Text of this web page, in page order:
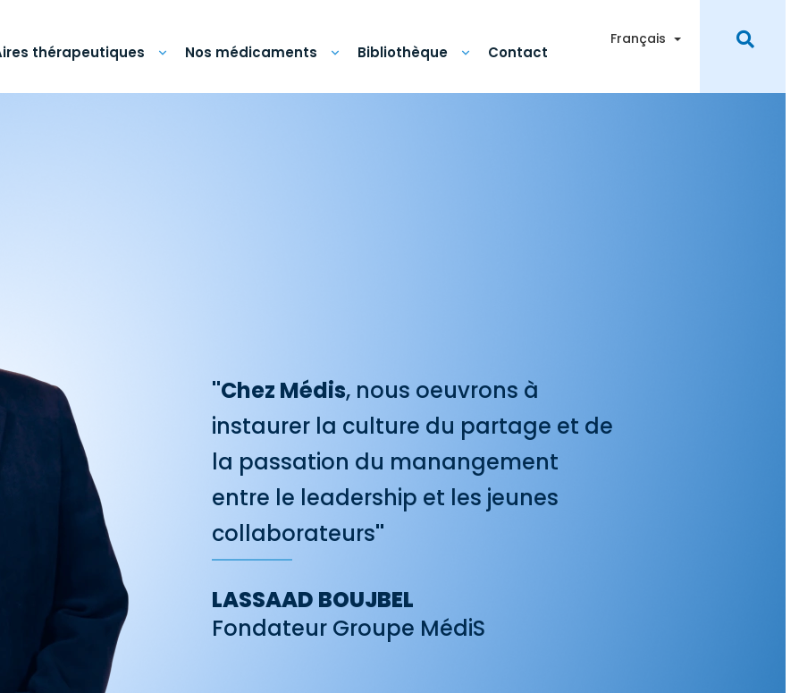
thérapeutiques Nos médicaments Bibliothèque Contact
Français Toggle Dropdown
"Chez Médis, nous oeuvrons à
instaurer la culture du partage et de
la passation du manangement
entre le leadership et les jeunes
collaborateurs"
LASSAAD BOUJBEL
Fondateur Groupe MédiS